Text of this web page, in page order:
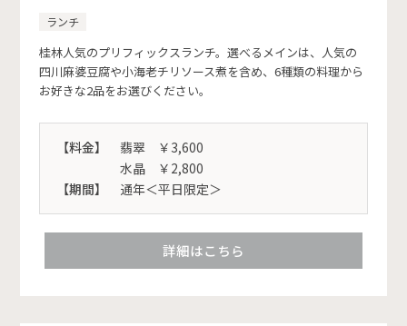
ランチ
桂林人気のプリフィックスランチ。選べるメインは、人気の
四川麻婆豆腐や小海老チリソース煮を含め、6種類の料理から
お好きな2品をお選びください。
【料金】
翡翠 ￥3,600
水晶 ￥2,800
【期間】
通年＜平日限定＞
詳細はこちら